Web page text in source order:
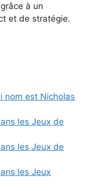
à un
et de stratégie.
nom est Nicholas
les Jeux de
les Jeux de
les Jeux